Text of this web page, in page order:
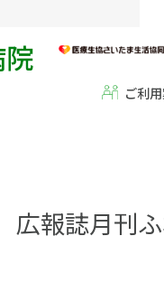
ご利
広報誌月刊